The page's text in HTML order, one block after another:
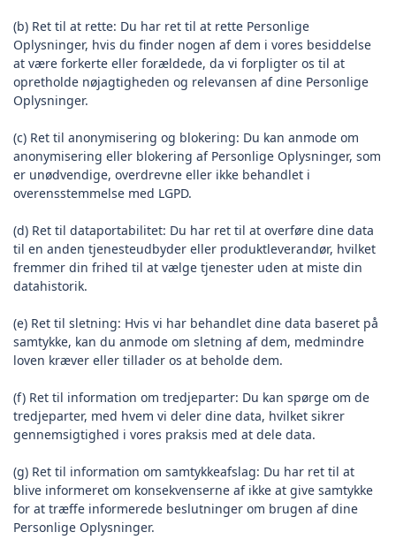
(b) Ret til at rette: Du har ret til at rette Personlige
Oplysninger, hvis du finder nogen af dem i vores besiddelse
at være forkerte eller forældede, da vi forpligter os til at
opretholde nøjagtigheden og relevansen af dine Personlige
Oplysninger.
(c) Ret til anonymisering og blokering: Du kan anmode om
anonymisering eller blokering af Personlige Oplysninger, som
er unødvendige, overdrevne eller ikke behandlet i
overensstemmelse med LGPD.
(d) Ret til dataportabilitet: Du har ret til at overføre dine data
til en anden tjenesteudbyder eller produktleverandør, hvilket
fremmer din frihed til at vælge tjenester uden at miste din
datahistorik.
(e) Ret til sletning: Hvis vi har behandlet dine data baseret på
samtykke, kan du anmode om sletning af dem, medmindre
loven kræver eller tillader os at beholde dem.
(f) Ret til information om tredjeparter: Du kan spørge om de
tredjeparter, med hvem vi deler dine data, hvilket sikrer
gennemsigtighed i vores praksis med at dele data.
(g) Ret til information om samtykkeafslag: Du har ret til at
blive informeret om konsekvenserne af ikke at give samtykke
for at træffe informerede beslutninger om brugen af dine
Personlige Oplysninger.